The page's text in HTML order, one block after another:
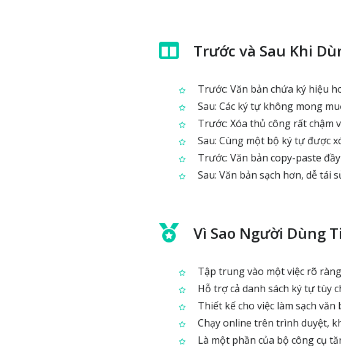
Trước và Sau Khi
Trước: Văn bản chứa ký hiệu
Sau: Các ký tự không mong
Trước: Xóa thủ công rất chậm
Sau: Cùng một bộ ký tự được
Trước: Văn bản copy-paste
Sau: Văn bản sạch hơn, dễ tái
Vì Sao Người Dùng
Tập trung vào một việc rõ
Hỗ trợ cả danh sách ký tự tùy
Thiết kế cho việc làm sạch
Chạy online trên trình duyệt,
Là một phần của bộ công cụ